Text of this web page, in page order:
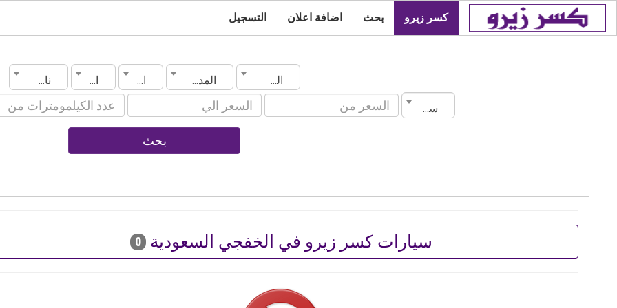
كسر زيرو بحث اضافة اعلان التسجيل
السعودية المدينة الماركة الموديل ناقل الحركة
سنة الصنع
بحث
سيارات كسر زيرو في الخفجي السعودية 0